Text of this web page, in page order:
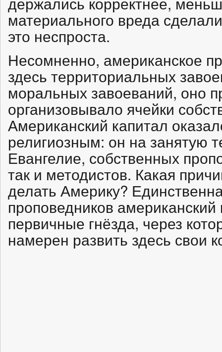
материального вреда
это неспроста.
Несомненно, американское
здесь территориальных
моральных завоеваний, оно
организовывало ячейки
Американский капитал
религиозным: он на занятую
Евангелие, собственных
так и методистов. Какая
делать Америку?
проповедников
первичные гнёзда, через
намерен развить здесь свои